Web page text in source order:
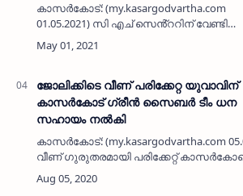
കാസർകോട്: (my.kasargodvartha.com
01.05.2021) സി എച് സെൻ്ററിന് വേണ്ടി
ജില്ലയിലെ വിവിധ ഭാഗങ്ങളിൽ മുസ്ലിം
പ്രവർത്തകർ പിരിച്ച തുക
ജോലിക്കിടെ വീണ് പരിക്കേറ്റ യുവാവിന്
കാസര്‍കോട് ഗ്രീന്‍ സൈബര്‍ ടീം ധന
സഹായം നല്‍കി
കാസര്‍കോട്: (my.kasargodvartha.com
വീണ് ഗുരുതരമായി പരിക്കേറ്റ്
സ്വകാര്യ ആശുപത്രിയില്‍ ചികിത്സയില്‍
കഴിയുന്ന യുവാവിന് കാസര്‍കോട്…